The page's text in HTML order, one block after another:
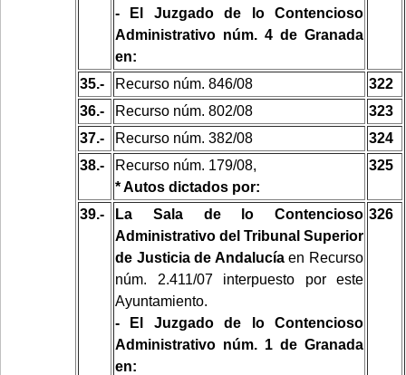
- El Juzgado de lo Contencioso
Administrativo núm. 4 de Granada
en:
35.- Recurso núm. 846/08
322
36.-
Recurso núm. 802/08
323
37.-
Recurso núm. 382/08
324
38.-
Recurso núm. 179/08,
* Autos dictados por:
325
39.-
La Sala de lo Contencioso
Administrativo del Tribunal Superior
de Justicia de Andalucíaen Recurso
núm. 2.411/07 interpuesto por este
Ayuntamiento.
- El Juzgado de lo Contencioso
Administrativo núm. 1 de Granada
en:
326